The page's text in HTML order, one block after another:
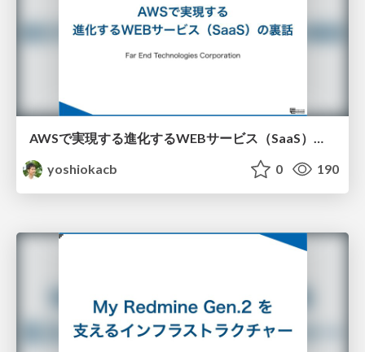
AWSで実現する進化するWEBサービス（SaaS）の裏話
yoshiokacb
0 190